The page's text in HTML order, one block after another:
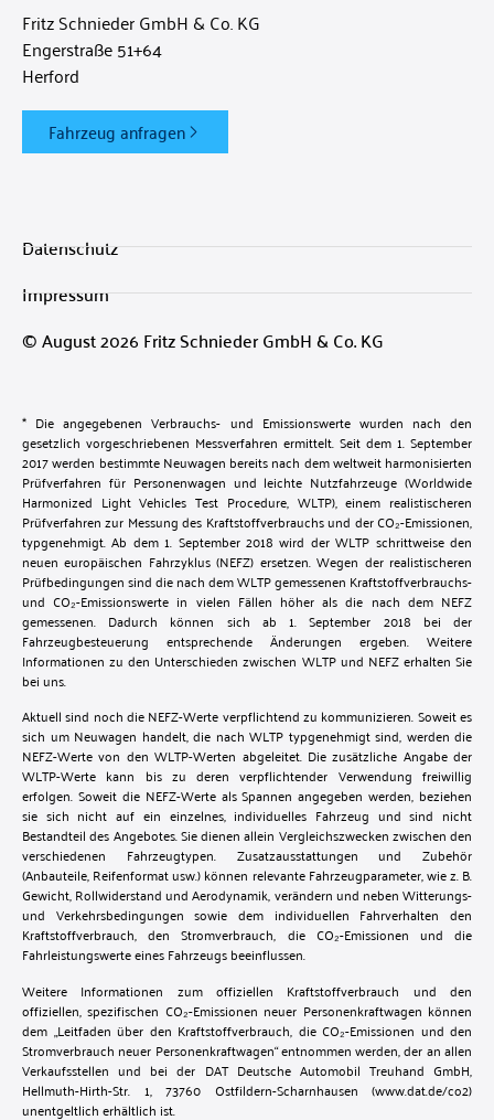
Fritz Schnieder GmbH & Co. KG
Engerstraße 51+64
Herford
Fahrzeug anfragen
Datenschutz
Impressum
© August 2026 Fritz Schnieder GmbH & Co. KG
* Die angegebenen Verbrauchs- und Emissionswerte wurden nach den
gesetzlich vorgeschriebenen Messverfahren ermittelt. Seit dem 1. September
2017 werden bestimmte Neuwagen bereits nach dem weltweit harmonisierten
Prüfverfahren für Personenwagen und leichte Nutzfahrzeuge (Worldwide
Harmonized Light Vehicles Test Procedure, WLTP), einem realistischeren
Prüfverfahren zur Messung des Kraftstoffverbrauchs und der CO₂-Emissionen,
typgenehmigt. Ab dem 1. September 2018 wird der WLTP schrittweise den
neuen europäischen Fahrzyklus (NEFZ) ersetzen. Wegen der realistischeren
Prüfbedingungen sind die nach dem WLTP gemessenen Kraftstoffverbrauchs-
und CO₂-Emissionswerte in vielen Fällen höher als die nach dem NEFZ
gemessenen. Dadurch können sich ab 1. September 2018 bei der
Fahrzeugbesteuerung entsprechende Änderungen ergeben. Weitere
Informationen zu den Unterschieden zwischen WLTP und NEFZ erhalten Sie
bei uns.
Aktuell sind noch die NEFZ-Werte verpflichtend zu kommunizieren. Soweit es
sich um Neuwagen handelt, die nach WLTP typgenehmigt sind, werden die
NEFZ-Werte von den WLTP-Werten abgeleitet. Die zusätzliche Angabe der
WLTP-Werte kann bis zu deren verpflichtender Verwendung freiwillig
erfolgen. Soweit die NEFZ-Werte als Spannen angegeben werden, beziehen
sie sich nicht auf ein einzelnes, individuelles Fahrzeug und sind nicht
Bestandteil des Angebotes. Sie dienen allein Vergleichszwecken zwischen den
verschiedenen Fahrzeugtypen. Zusatzausstattungen und Zubehör
(Anbauteile, Reifenformat usw.) können relevante Fahrzeugparameter, wie z. B.
Gewicht, Rollwiderstand und Aerodynamik, verändern und neben Witterungs-
und Verkehrsbedingungen sowie dem individuellen Fahrverhalten den
Kraftstoffverbrauch, den Stromverbrauch, die CO₂-Emissionen und die
Fahrleistungswerte eines Fahrzeugs beeinflussen.
Weitere Informationen zum offiziellen Kraftstoffverbrauch und den
offiziellen, spezifischen CO₂-Emissionen neuer Personenkraftwagen können
dem „Leitfaden über den Kraftstoffverbrauch, die CO₂-Emissionen und den
Stromverbrauch neuer Personenkraftwagen“ entnommen werden, der an allen
Verkaufsstellen und bei der DAT Deutsche Automobil Treuhand GmbH,
Hellmuth-Hirth-Str. 1, 73760 Ostfildern-Scharnhausen (www.dat.de/co2)
unentgeltlich erhältlich ist.